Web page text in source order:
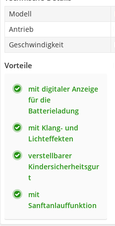
Modell
Antrieb
Geschwindigkeit
Vorteile
mit digitaler Anzeige
für die
Batterieladung
mit Klang- und
Lichteffekten
verstellbarer
Kindersicherheitsgur
t
mit
Sanftanlauffunktion